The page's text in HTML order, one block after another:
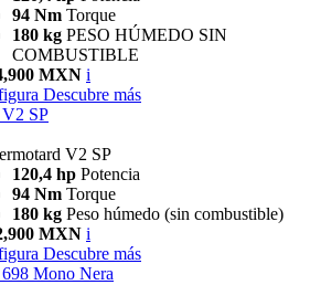
94 Nm Torque
180 kg PESO HÚMEDO SIN
COMBUSTIBLE
MXN i
Descubre más
V2 SP
V2 SP
120,4 hp Potencia
94 Nm Torque
180 kg Peso húmedo (sin combustible)
MXN i
Descubre más
698 Mono Nera